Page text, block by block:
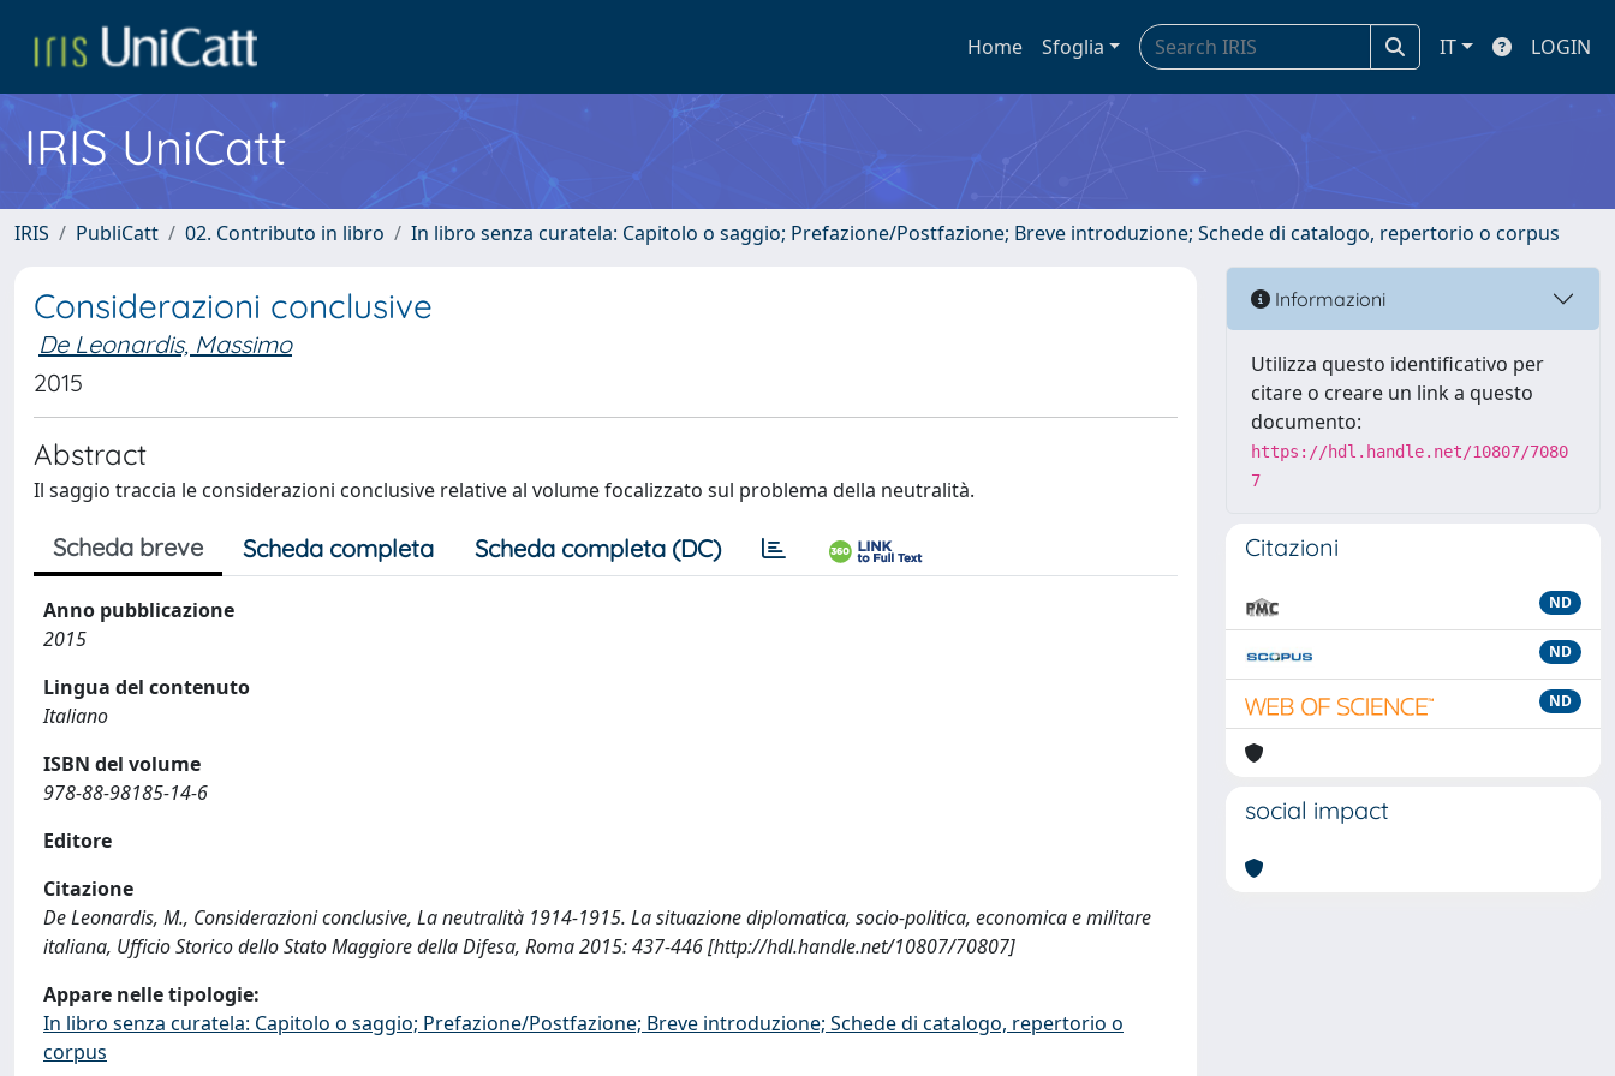
Home Sfoglia IT LOGIN
IRIS UniCatt
IRIS PubliCatt 02. Contributo in libro In libro senza curatela: Capitolo o saggio; Prefazione/Postfazione; Breve introduzione; Schede di catalogo, repertorio o corpus
Considerazioni conclusive
De Leonardis, Massimo
2015
Abstract
Il saggio traccia le considerazioni conclusive relative al volume focalizzato sul problema della neutralità.
Scheda breve Scheda completa Scheda completa (DC)
Anno pubblicazione
2015
Lingua del contenuto
Italiano
ISBN del volume
978-88-98185-14-6
Editore
Citazione
De Leonardis, M., Considerazioni conclusive, La neutralità 1914-1915. La situazione diplomatica, socio-politica, economica e militare
italiana, Ufficio Storico dello Stato Maggiore della Difesa, Roma 2015: 437-446 [http://hdl.handle.net/10807/70807]
Appare nelle tipologie:
In libro senza curatela: Capitolo o saggio; Prefazione/Postfazione; Breve introduzione; Schede di catalogo, repertorio o
corpus
Informazioni
Utilizza questo identificativo per
citare o creare un link a questo
documento:
https://hdl.handle.net/10807/7080
7
Citazioni
ND
ND
ND
social impact